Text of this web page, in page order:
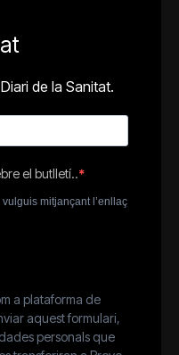
de la Sanitat.
el butlletí..
mitjançant l’enllaç
a plataforma de
aquest formulari,
personals que